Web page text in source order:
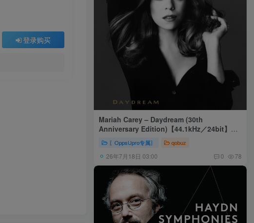
登录购买
Mariah Carey – Daydream (30th
Anniversary Edition)【44.1kHz／24bit】美
〖OppsUpro专属〗 qobuz
26年7月18日 03:00 0 78